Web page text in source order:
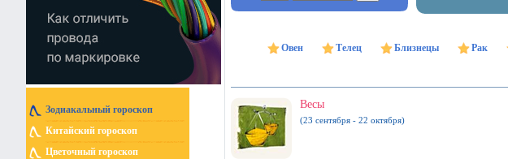
Зодиакальный гороскоп
Китайский гороскоп
Цветочный гороскоп
Овен Телец Близнецы Рак
Весы
(23 сентября - 22 октября)